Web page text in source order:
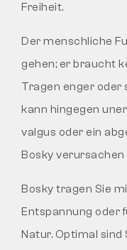
Freiheit.
Der menschliche
gehen; er braucht
Tragen enger
kann hingegen
valgus oder ein
Bosky
Bosky tragen Sie
Entspannung oder
Natur. Optimal sind